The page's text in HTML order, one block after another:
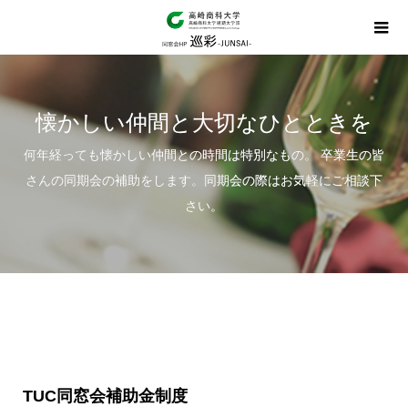
懐かしい仲間と大切なひとときを
何年経っても懐かしい仲間との時間は特別なもの。 卒業生の皆
さんの同期会の補助をします。同期会の際はお気軽にご相談下
さい。
TUC同窓会補助金制度